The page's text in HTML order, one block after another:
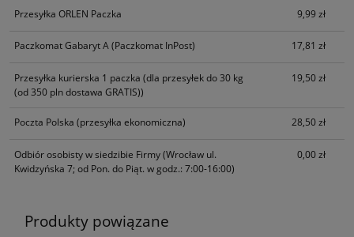
Przesyłka ORLEN Paczka 9,99 zł
Paczkomat Gabaryt A(Paczkomat InPost) 17,81 zł
Przesyłka kurierska 1 paczka (dla przesyłek do 30 kg
(od 350 pln dostawa GRATIS))
19,50 zł
Poczta Polska (przesyłka ekonomiczna) 28,50 zł
Odbiór osobisty w siedzibie Firmy(Wrocław ul.
Kwidzyńska 7; od Pon. do Piąt. w godz.: 7:00-16:00)
0,00 zł
Produkty powiązane